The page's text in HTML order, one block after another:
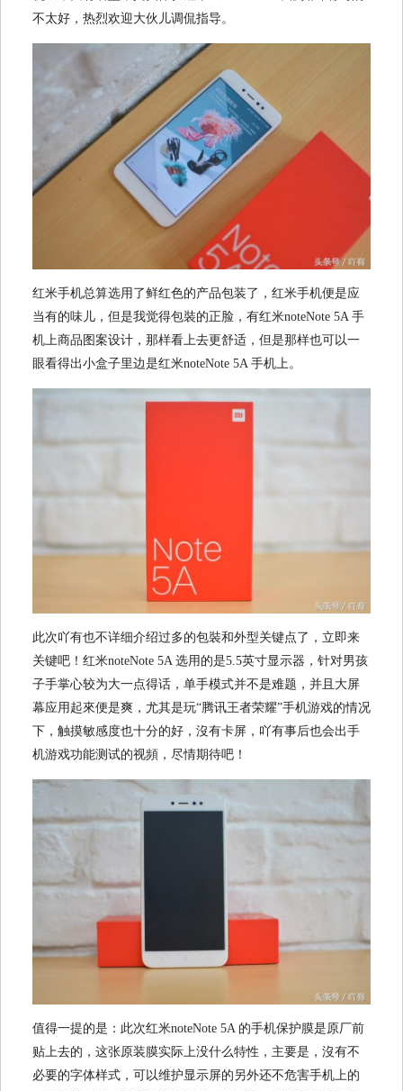
不太好，热烈欢迎大伙儿调侃指导。
红米手机总算选用了鲜红色的产品包装了，红米手机便是应
当有的味儿，但是我觉得包裝的正脸，有红米noteNote 5A 手
机上商品图案设计，那样看上去更舒适，但是那样也可以一
眼看得出小盒子里边是红米noteNote 5A 手机上。
此次吖有也不详细介绍过多的包裝和外型关键点了，立即来
关键吧！红米noteNote 5A 选用的是5.5英寸显示器，针对男孩
子手掌心较为大一点得话，单手模式并不是难题，并且大屏
幕应用起來便是爽，尤其是玩“腾讯王者荣耀”手机游戏的情况
下，触摸敏感度也十分的好，沒有卡屏，吖有事后也会出手
机游戏功能测试的视頻，尽情期待吧！
值得一提的是：此次红米noteNote 5A 的手机保护膜是原厂前
贴上去的，这张原装膜实际上没什么特性，主要是，沒有不
必要的字体样式，可以维护显示屏的另外还不危害手机上的